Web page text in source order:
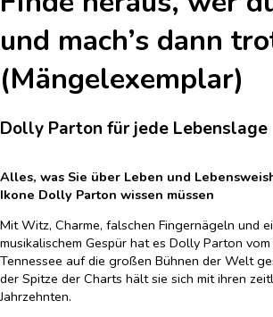
und mach’s dann
(Mängelexemplar)
Dolly Parton für jede Lebenslage
Alles, was Sie über Leben und
Ikone Dolly Parton wissen müssen
Mit Witz, Charme, falschen Fingernägeln und
musikalischem Gespür hat es Dolly Parton
Tennessee auf die großen Bühnen der Welt
der Spitze der Charts hält sie sich mit ihren
Jahrzehnten.